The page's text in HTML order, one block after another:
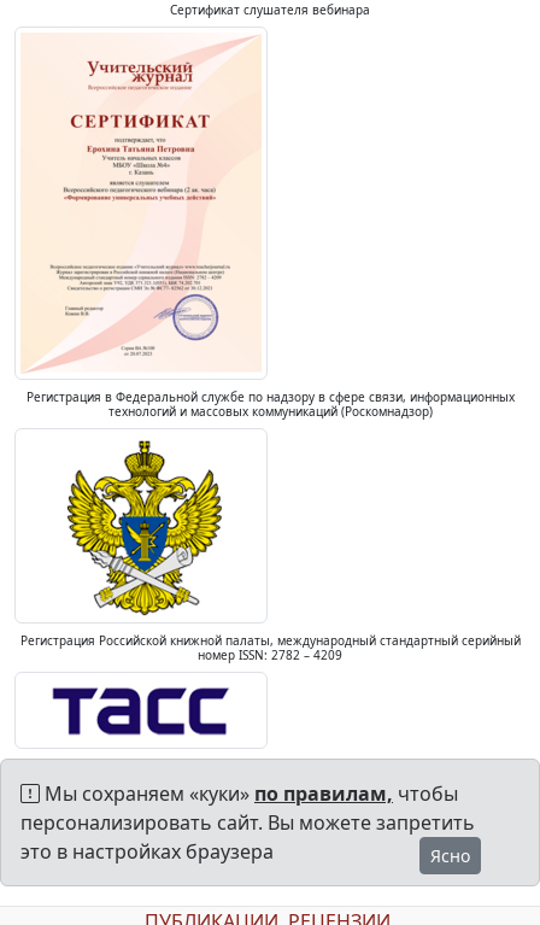
Сертификат слушателя вебинара
Регистрация в Федеральной службе по надзору в сфере связи, информационных
технологий и массовых коммуникаций (Роскомнадзор)
Регистрация Российской книжной палаты, международный стандартный серийный
номер ISSN: 2782 – 4209
Мы сохраняем «куки» по правилам, чтобы
персонализировать сайт. Вы можете запретить
это в настройках браузера
Ясно